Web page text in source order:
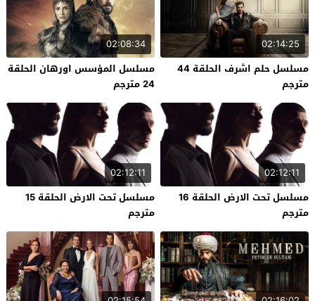
02:14:25
مسلسل حلم اشرف الحلقة 44
مترجم
02:08:34
مسلسل المؤسس اورهان الحلقة
24 مترجم
02:12:11
مسلسل تحت الارض الحلقة 16
مترجم
02:12:11
مسلسل تحت الارض الحلقة 15
مترجم